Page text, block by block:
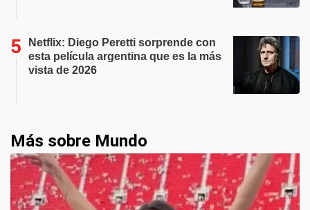
Netflix: Diego Peretti sorprende con
esta película argentina que es la más
vista de 2026
Más sobre Mundo